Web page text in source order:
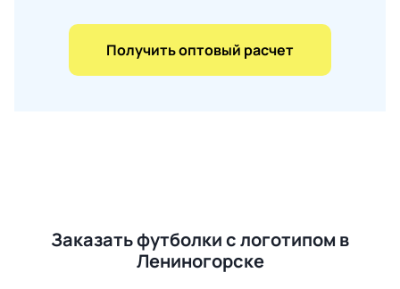
Получить оптовый расчет
Заказать футболки с логотипом в
Лениногорске